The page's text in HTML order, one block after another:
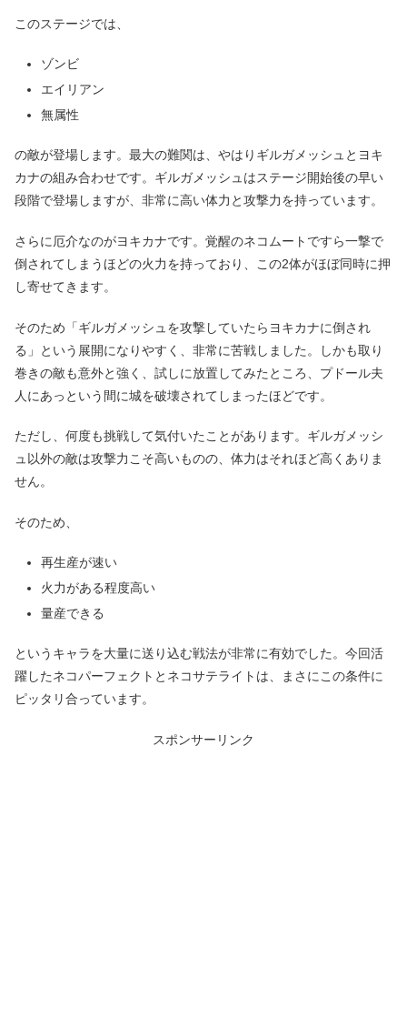
このステージでは、
ゾンビ
エイリアン
無属性
の敵が登場します。最大の難関は、やはりギルガメッシュとヨキ
カナの組み合わせです。ギルガメッシュはステージ開始後の早い
段階で登場しますが、非常に高い体力と攻撃力を持っています。
さらに厄介なのがヨキカナです。覚醒のネコムートですら一撃で
倒されてしまうほどの火力を持っており、この2体がほぼ同時に押
し寄せてきます。
そのため「ギルガメッシュを攻撃していたらヨキカナに倒され
る」という展開になりやすく、非常に苦戦しました。しかも取り
巻きの敵も意外と強く、試しに放置してみたところ、プドール夫
人にあっという間に城を破壊されてしまったほどです。
ただし、何度も挑戦して気付いたことがあります。ギルガメッシ
ュ以外の敵は攻撃力こそ高いものの、体力はそれほど高くありま
せん。
そのため、
再生産が速い
火力がある程度高い
量産できる
というキャラを大量に送り込む戦法が非常に有効でした。今回活
躍したネコパーフェクトとネコサテライトは、まさにこの条件に
ピッタリ合っています。
スポンサーリンク